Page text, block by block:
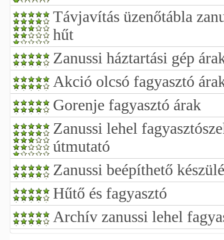
Távjavítás üzenőtábla
hűt
Zanussi háztartási gép
Akció olcsó fagyasztó
Gorenje fagyasztó árak
Zanussi lehel
útmutató
Zanussi beépíthető
Hűtő és fagyasztó
Archív zanussi lehel